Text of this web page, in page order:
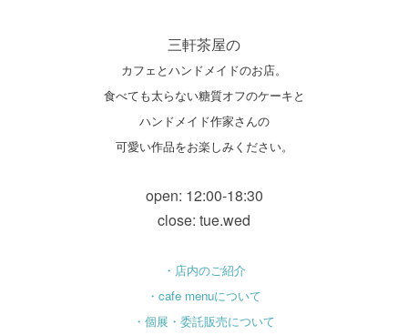
三軒茶屋の
カフェとハンドメイドのお店。
食べても太らない糖質オフのケーキと
ハンドメイド作家さんの
可愛い作品をお楽しみください。
open: 12:00-18:30
close: tue.wed
・店内のご紹介
・cafe menuについて
・個展・委託販売について